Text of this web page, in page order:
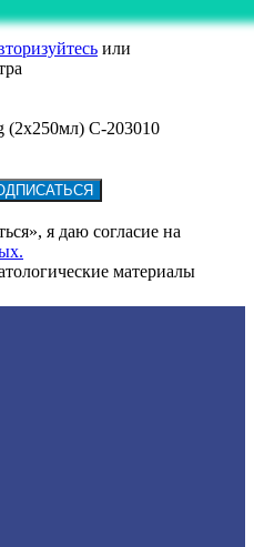
или
(2х250мл) С-203010
я даю cогласие на